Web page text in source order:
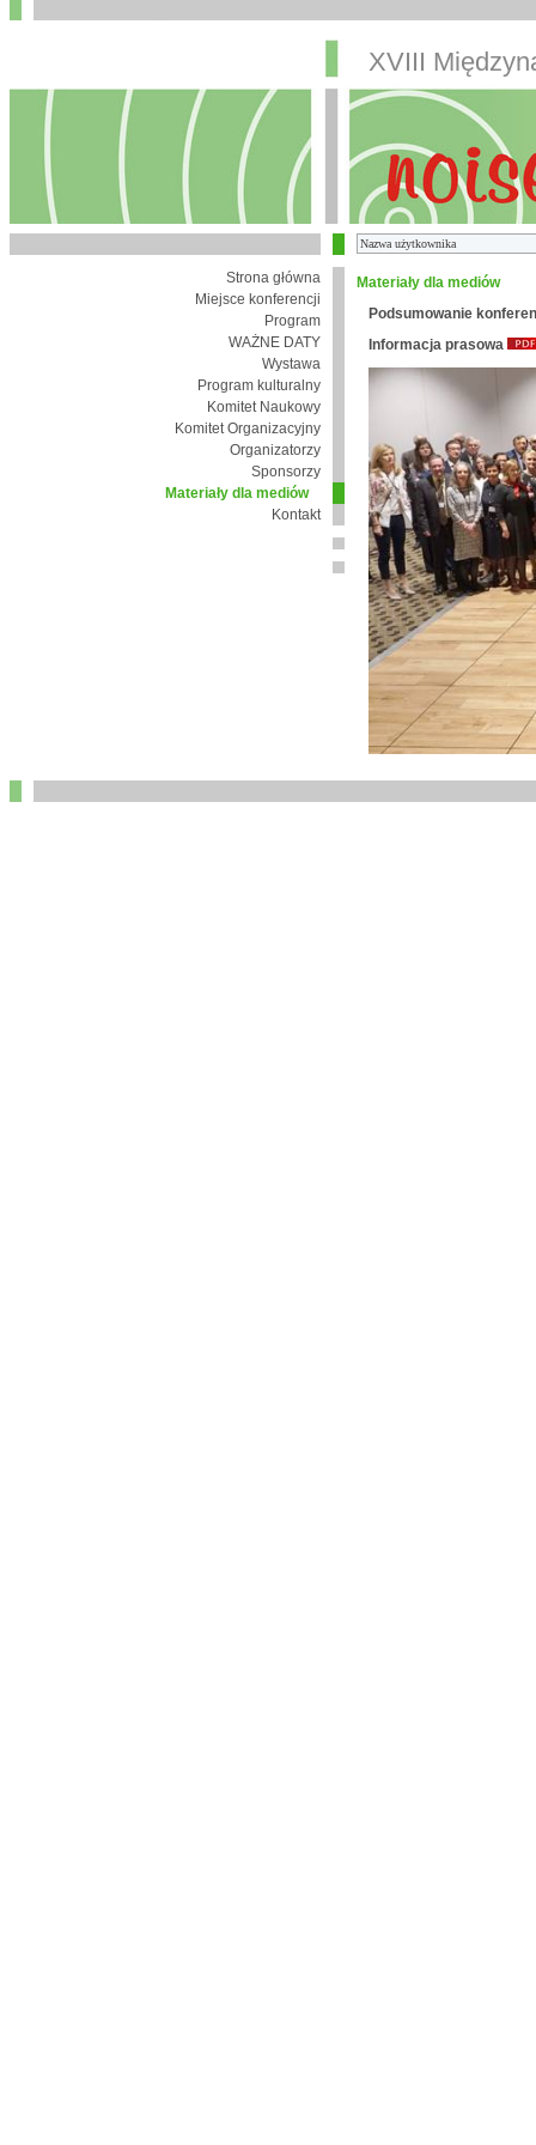
XVIII
Strona główna
Miejsce konferencji
Program
WAŻNE DATY
Wystawa
Program kulturalny
Komitet Naukowy
Komitet Organizacyjny
Organizatorzy
Sponsorzy
Materiały dla mediów
Kontakt
Materiały dla mediów
Podsumowanie
Informacja prasowa